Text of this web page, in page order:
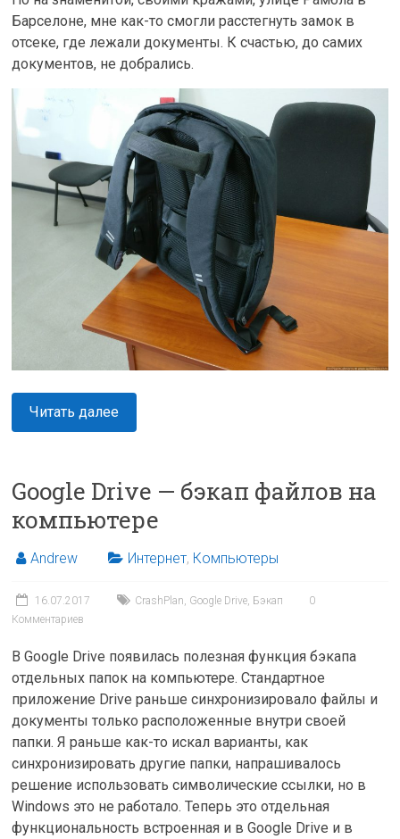
Барселоне, мне как-то смогли расстегнуть замок в
отсеке, где лежали документы. К счастью, до самих
документов, не добрались.
Читать далее
Google Drive — бэкап файлов на
компьютере
Andrew Интернет, Компьютеры
16.07.2017 CrashPlan, Google Drive, Бэкап
0
Комментариев
В Google Drive появилась полезная функция бэкапа
отдельных папок на компьютере. Стандартное
приложение Drive раньше синхронизировало файлы и
документы только расположенные внутри своей
папки. Я раньше как-то искал варианты, как
синхронизировать другие папки, напрашивалось
решение использовать символические ссылки, но в
Windows это не работало. Теперь это отдельная
функциональность встроенная и в Google Drive и в